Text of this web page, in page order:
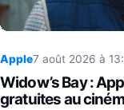
Apple7 août 2026 à
Widow’s Bay :
gratuites au